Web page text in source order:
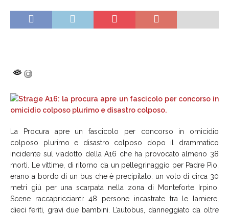
La Procura apre un fascicolo per concorso in omicidio
colposo plurimo e disastro colposo dopo il drammatico
incidente sul viadotto della A16 che ha provocato almeno 38
morti. Le vittime, di ritorno da un pellegrinaggio per Padre Pio,
erano a bordo di un bus che è precipitato: un volo di circa 30
metri giù per una scarpata nella zona di Monteforte Irpino.
Scene raccapriccianti: 48 persone incastrate tra le lamiere,
dieci feriti, gravi due bambini. L’autobus, danneggiato da oltre